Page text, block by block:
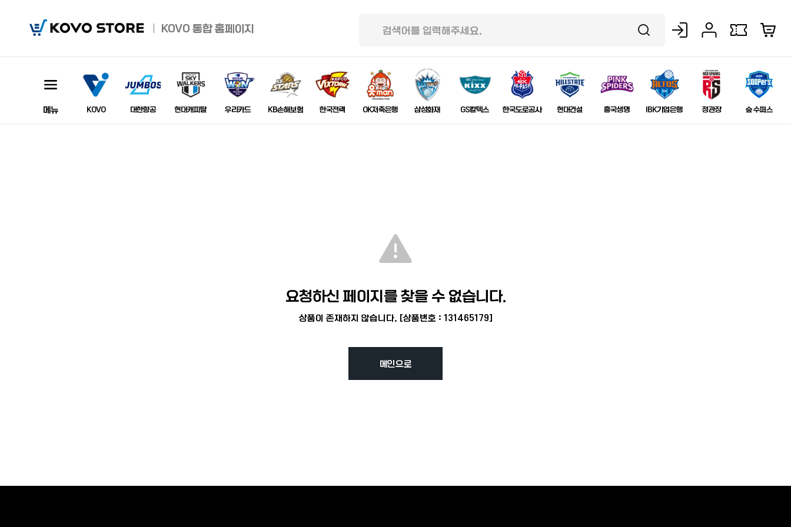
KOVO
KOVO통합 홈페이지
검색
로그인 마이페이지보유쿠폰장바구니
이미지
KOVO 대한항공 현대캐피탈 우리카드 KB손해보험 한국전력 OK저축은행 삼성화재 GS칼텍스 한국도로공사 현대건설 흥국생명 IBK기업은행 정관장 숲 수퍼스
요청하신 페이지를 찾을 수 없습니다.
상품이 존재하지 않습니다. [상품번호 : 131465179]
메인으로